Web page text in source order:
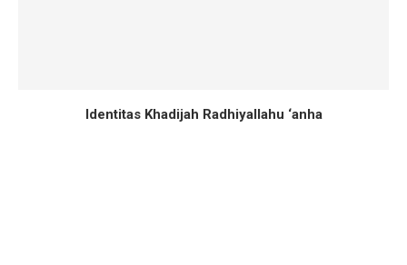
Identitas Khadijah Radhiyallahu ‘anha